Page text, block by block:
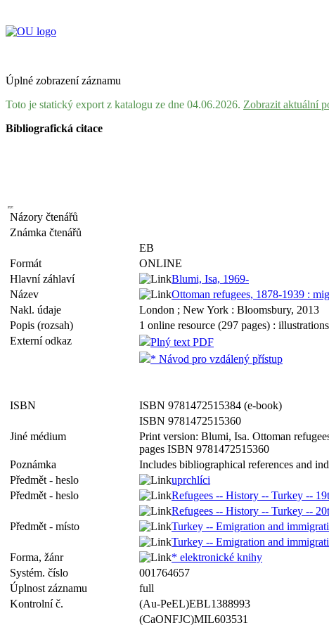
Úplné zobrazení záznamu
Toto je statický export z katalogu ze dne 04.06.2026. Zobrazit aktuální
Bibliografická citace
Názory čtenářů
Známka čtenářů
EB
Formát
ONLINE
Hlavní záhlaví
Blumi, Isa, 1969-
Název
Ottoman refugees, 1878-1939 :
Nakl. údaje
London ; New York : Bloomsbury, 2013
Popis (rozsah)
1 online resource (297 pages) :
Externí odkaz
Plný text PDF
* Návod pro vzdálený přístup
ISBN
ISBN 9781472515384 (e-book)
ISBN 9781472515360
Jiné médium
Print version: Blumi, Isa. Ottoman
pages ISBN 9781472515360
Poznámka
Includes bibliographical references and
Předmět - heslo
uprchlíci
Předmět - heslo
Refugees -- History -- Turkey --
Refugees -- History -- Turkey --
Předmět - místo
Turkey -- Emigration and
Turkey -- Emigration and
Forma, žánr
* elektronické knihy
Systém. číslo
001764657
Úplnost záznamu
full
Kontrolní č.
(Au-PeEL)EBL1388993
(CaONFJC)MIL603531